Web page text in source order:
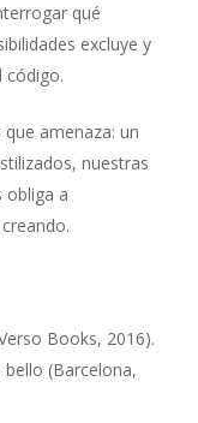
qué
excluye y
código.
amenaza: un
nuestras
obliga a
Books, 2016).
bello (Barcelona,